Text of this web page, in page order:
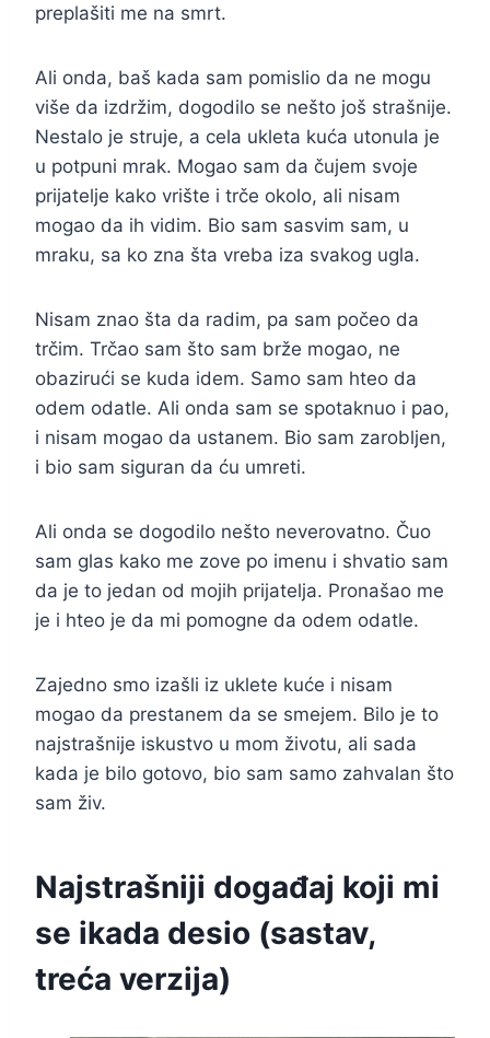
preplašiti me na smrt.
Ali onda, baš kada sam pomislio da ne mogu
više da izdržim, dogodilo se nešto još strašnije.
Nestalo je struje, a cela ukleta kuća utonula je
u potpuni mrak. Mogao sam da čujem svoje
prijatelje kako vrište i trče okolo, ali nisam
mogao da ih vidim. Bio sam sasvim sam, u
mraku, sa ko zna šta vreba iza svakog ugla.
Nisam znao šta da radim, pa sam počeo da
trčim. Trčao sam što sam brže mogao, ne
obazirući se kuda idem. Samo sam hteo da
odem odatle. Ali onda sam se spotaknuo i pao,
i nisam mogao da ustanem. Bio sam zarobljen,
i bio sam siguran da ću umreti.
Ali onda se dogodilo nešto neverovatno. Čuo
sam glas kako me zove po imenu i shvatio sam
da je to jedan od mojih prijatelja. Pronašao me
je i hteo je da mi pomogne da odem odatle.
Zajedno smo izašli iz uklete kuće i nisam
mogao da prestanem da se smejem. Bilo je to
najstrašnije iskustvo u mom životu, ali sada
kada je bilo gotovo, bio sam samo zahvalan što
sam živ.
Najstrašniji događaj koji mi
se ikada desio (sastav,
treća verzija)